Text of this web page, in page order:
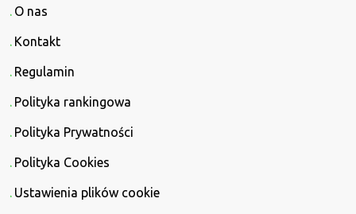
O nas
Kontakt
Regulamin
Polityka rankingowa
Polityka Prywatności
Polityka Cookies
Ustawienia plików cookie